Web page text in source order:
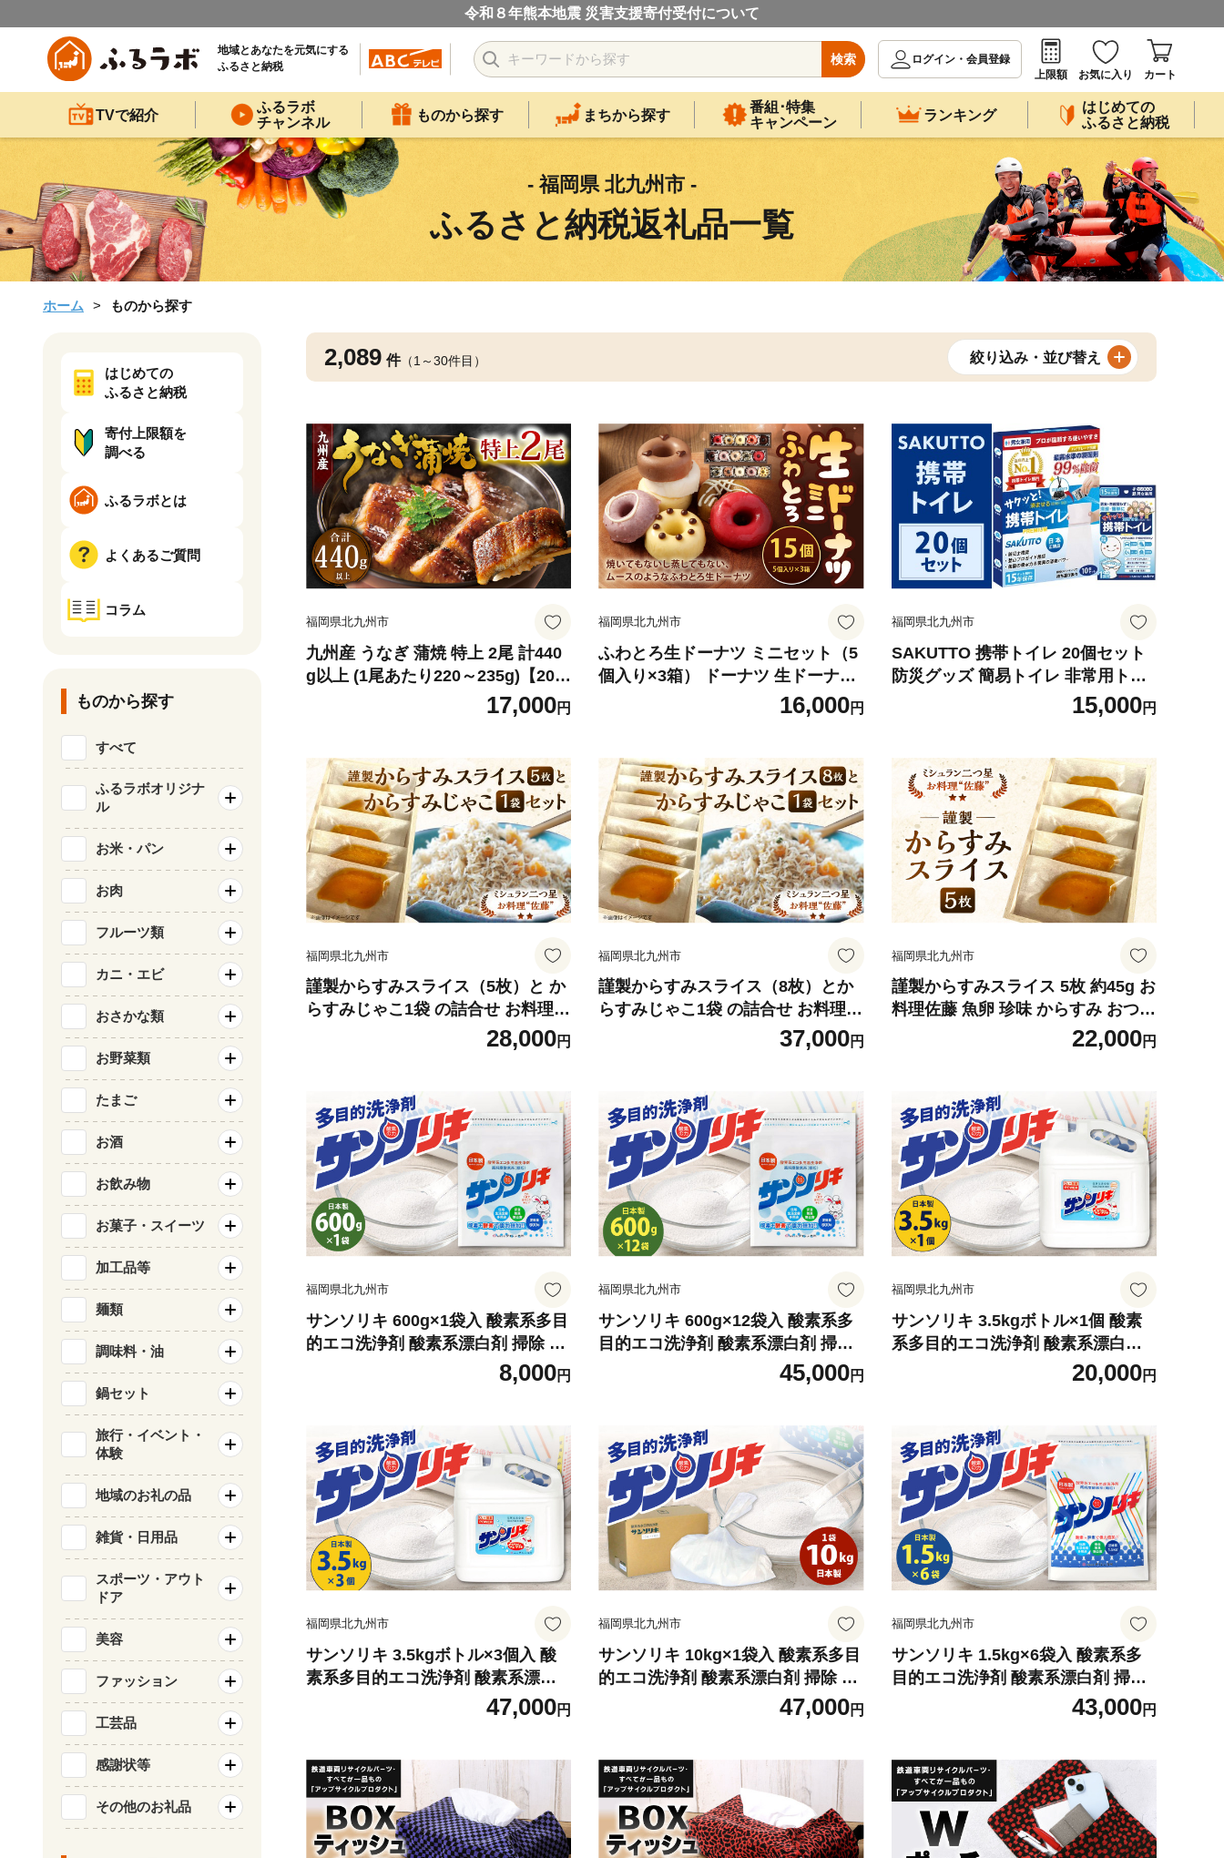
令和８年熊本地震 災害支援寄付受付について
地域とあなたを元気にする
ふるさと納税
検索
ログイン・会員登録
上限額
お気に入り カート
TVで紹介
ふるラボ
チャンネル
ものから探す まちから探す
番組･特集
キャンペーン
ランキング
はじめての
ふるさと納税
- 福岡県 北九州市 -
ふるさと納税返礼品一覧
ホーム ものから探す
2,089 件（1～30件目） 絞り込み・並び替え
福岡県北九州市
九州産 うなぎ 蒲焼 特上 2尾 計440
g以上 (1尾あたり220～235g)【202
17,000円
福岡県北九州市
ふわとろ生ドーナツ ミニセット（5
個入り×3箱） ドーナツ 生ドーナツ
スイーツ 低糖質 冷凍 北九州市
16,000円
福岡県北九州市
SAKUTTO 携帯トイレ 20個セット
防災グッズ 簡易トイレ 非常用トイ
レ トイレ アウトドア キャンプ 登山
15,000円
福岡県北九州市
謹製からすみスライス（5枚）と か
らすみじゃこ1袋 の詰合せ お料理佐
藤 魚卵 珍味 からすみ からすみじゃ
こ ちりめんじゃこ 詰め合わせ セッ
28,000円
福岡県北九州市
謹製からすみスライス（8枚）とか
らすみじゃこ1袋 の詰合せ お料理佐
藤 魚卵 珍味 からすみ からすみじゃ
こ ちりめんじゃこ 詰め合わせ セッ
37,000円
福岡県北九州市
謹製からすみスライス 5枚 約45g お
料理佐藤 魚卵 珍味 からすみ おつま
み 酒の肴 冷凍 ミシュラン 二つ星
22,000円
福岡県北九州市
サンソリキ 600g×1袋入 酸素系多目
的エコ洗浄剤 酸素系漂白剤 掃除 洗
8,000円
福岡県北九州市
サンソリキ 600g×12袋入 酸素系多
目的エコ洗浄剤 酸素系漂白剤 掃除
45,000円
福岡県北九州市
サンソリキ 3.5kgボトル×1個 酸素
系多目的エコ洗浄剤 酸素系漂白剤
20,000円
福岡県北九州市
サンソリキ 3.5kgボトル×3個入 酸
素系多目的エコ洗浄剤 酸素系漂白
47,000円
福岡県北九州市
サンソリキ 10kg×1袋入 酸素系多目
的エコ洗浄剤 酸素系漂白剤 掃除 洗
47,000円
福岡県北九州市
サンソリキ 1.5kg×6袋入 酸素系多
目的エコ洗浄剤 酸素系漂白剤 掃除
43,000円
はじめての
ふるさと納税
寄付上限額を
調べる
ふるラボとは
よくあるご質問
コラム
ものから探す
すべて
ふるラボオリジナ
ル
お米・パン
お肉
フルーツ類
カニ・エビ
おさかな類
お野菜類
たまご
お酒
お飲み物
お菓子・スイーツ
加工品等
麺類
調味料・油
鍋セット
旅行・イベント・
体験
地域のお礼の品
雑貨・日用品
スポーツ・アウト
ドア
美容
ファッション
工芸品
感謝状等
その他のお礼品